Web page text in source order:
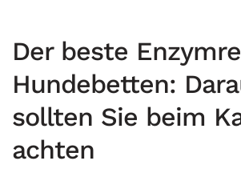
Der beste
Hundebetten:
sollten Sie beim
achten